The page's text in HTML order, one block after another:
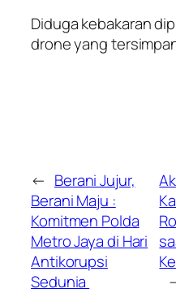
Diduga kebakaran
drone yang
← Berani Jujur,
Berani Maju :
Komitmen Polda
Metro Jaya di Hari
Antikorupsi
Sedunia